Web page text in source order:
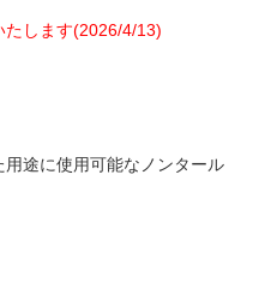
たします(2026/4/13)
途に使用可能なノンタール